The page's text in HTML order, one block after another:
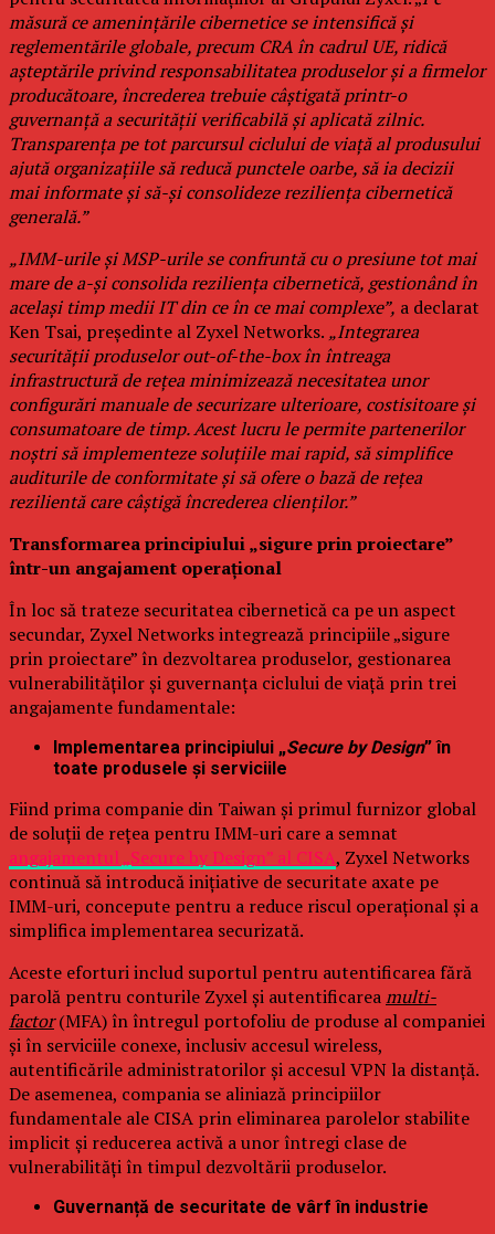
măsură ce amenințările cibernetice se intensifică și
reglementările globale, precum CRA în cadrul UE, ridică
așteptările privind responsabilitatea produselor și a firmelor
producătoare, încrederea trebuie câștigată printr-o
guvernanță a securității verificabilă și aplicată zilnic.
Transparența pe tot parcursul ciclului de viață al produsului
ajută organizațiile să reducă punctele oarbe, să ia decizii
mai informate și să-și consolideze reziliența cibernetică
generală.”
„IMM-urile și MSP-urile se confruntă cu o presiune tot mai
mare de a-și consolida reziliența cibernetică, gestionând în
același timp medii IT din ce în ce mai complexe”, a declarat
Ken Tsai, președinte al Zyxel Networks. „Integrarea
securității produselor out-of-the-box în întreaga
infrastructură de rețea minimizează necesitatea unor
configurări manuale de securizare ulterioare, costisitoare și
consumatoare de timp. Acest lucru le permite partenerilor
noștri să implementeze soluțiile mai rapid, să simplifice
auditurile de conformitate și să ofere o bază de rețea
rezilientă care câștigă încrederea clienților.”
Transformarea principiului „sigure prin proiectare”
într-un angajament operațional
În loc să trateze securitatea cibernetică ca pe un aspect
secundar, Zyxel Networks integrează principiile „sigure
prin proiectare” în dezvoltarea produselor, gestionarea
vulnerabilităților și guvernanța ciclului de viață prin trei
angajamente fundamentale:
Implementarea principiului „Secure by Design” în
toate produsele și serviciile
Fiind prima companie din Taiwan și primul furnizor global
de soluții de rețea pentru IMM-uri care a semnat
angajamentul „Secure by Design” al CISA, Zyxel Networks
continuă să introducă inițiative de securitate axate pe
IMM-uri, concepute pentru a reduce riscul operațional și a
simplifica implementarea securizată.
Aceste eforturi includ suportul pentru autentificarea fără
parolă pentru conturile Zyxel și autentificareamulti-
factor(MFA) în întregul portofoliu de produse al companiei
și în serviciile conexe, inclusiv accesul wireless,
autentificările administratorilor și accesul VPN la distanță.
De asemenea, compania se aliniază principiilor
fundamentale ale CISA prin eliminarea parolelor stabilite
implicit și reducerea activă a unor întregi clase de
vulnerabilități în timpul dezvoltării produselor.
Guvernanță de securitate de vârf în industrie